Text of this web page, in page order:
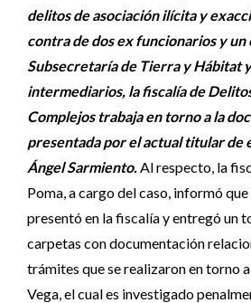
delitos de asociación ilícita y
contra de dos ex funcionarios y un
Subsecretaría de Tierra y Hábitat
intermediarios, la fiscalía de
Complejos trabaja en torno a la
presentada por el actual titular de
Ángel Sarmiento.Al respecto, la
Poma, a cargo del caso, informó
presentó en la fiscalía y entregó un
carpetas con documentación
trámites que se realizaron en torno
Vega, el cual es investigado